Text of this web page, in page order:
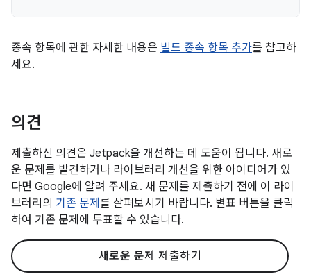
종속 항목에 관한 자세한 내용은 빌드 종속 항목 추가를 참고하
세요.
의견
제출하신 의견은 Jetpack을 개선하는 데 도움이 됩니다. 새로
운 문제를 발견하거나 라이브러리 개선을 위한 아이디어가 있
다면 Google에 알려 주세요. 새 문제를 제출하기 전에 이 라이
브러리의 기존 문제 를 살펴보시기 바랍니다. 별표 버튼을 클릭
하여 기존 문제에 투표할 수 있습니다.
새로운 문제 제출하기